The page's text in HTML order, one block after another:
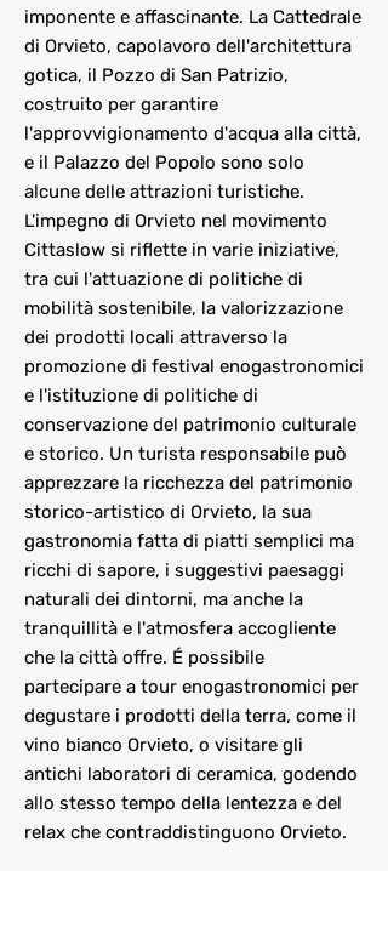
imponente e affascinante. La Cattedrale
di Orvieto, capolavoro dell'architettura
gotica, il Pozzo di San Patrizio,
costruito per garantire
l'approvvigionamento d'acqua alla città,
e il Palazzo del Popolo sono solo
alcune delle attrazioni turistiche.
L'impegno di Orvieto nel movimento
Cittaslow si riflette in varie iniziative,
tra cui l'attuazione di politiche di
mobilità sostenibile, la valorizzazione
dei prodotti locali attraverso la
promozione di festival enogastronomici
e l'istituzione di politiche di
conservazione del patrimonio culturale
e storico. Un turista responsabile può
apprezzare la ricchezza del patrimonio
storico-artistico di Orvieto, la sua
gastronomia fatta di piatti semplici ma
ricchi di sapore, i suggestivi paesaggi
naturali dei dintorni, ma anche la
tranquillità e l'atmosfera accogliente
che la città offre. É possibile
partecipare a tour enogastronomici per
degustare i prodotti della terra, come il
vino bianco Orvieto, o visitare gli
antichi laboratori di ceramica, godendo
allo stesso tempo della lentezza e del
relax che contraddistinguono Orvieto.